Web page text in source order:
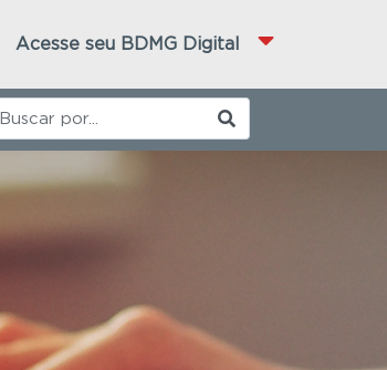
Acesse seu BDMG Digital